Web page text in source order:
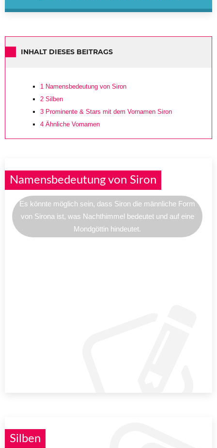
INHALT DIESES BEITRAGS
1 Namensbedeutung von Siron
2 Silben
3 Prominente & Stars mit dem Vornamen Siron
4 Ähnliche Vornamen
Namensbedeutung von Siron
Es könnte möglich sein, dass Siron die männliche Form
von Sirona ist, was Nachthimmel bedeutet und auf eine
Mondgöttin hindeutet.
Silben